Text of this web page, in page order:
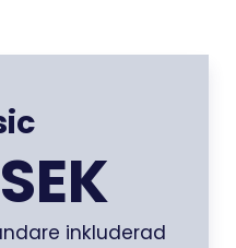
inkluderad